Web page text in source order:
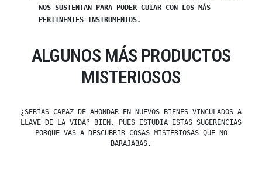
NOS SUSTENTAN PARA PODER GUIAR CON LOS MÁS
PERTINENTES INSTRUMENTOS.
ALGUNOS MÁS PRODUCTOS
MISTERIOSOS
¿SERÍAS CAPAZ DE AHONDAR EN NUEVOS BIENES VINCULADOS A
LLAVE DE LA VIDA? BIEN, PUES ESTUDIA ESTAS SUGERENCIAS
PORQUE VAS A DESCUBRIR COSAS MISTERIOSAS QUE NO
BARAJABAS.